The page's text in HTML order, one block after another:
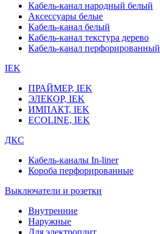
Кабель-канал народный белый
Аксессуары белые
Кабель-канал белый
Кабель-канал текстура дерево
Кабель-канал перфорированный
IEK
ПРАЙМЕР, IEK
ЭЛЕКОР, IEK
ИМПАКТ, IEK
ECOLINE, IEK
ДКС
Кабель-каналы In-liner
Короба перфорированные
Выключатели и розетки
Внутренние
Наружные
Для электроплит